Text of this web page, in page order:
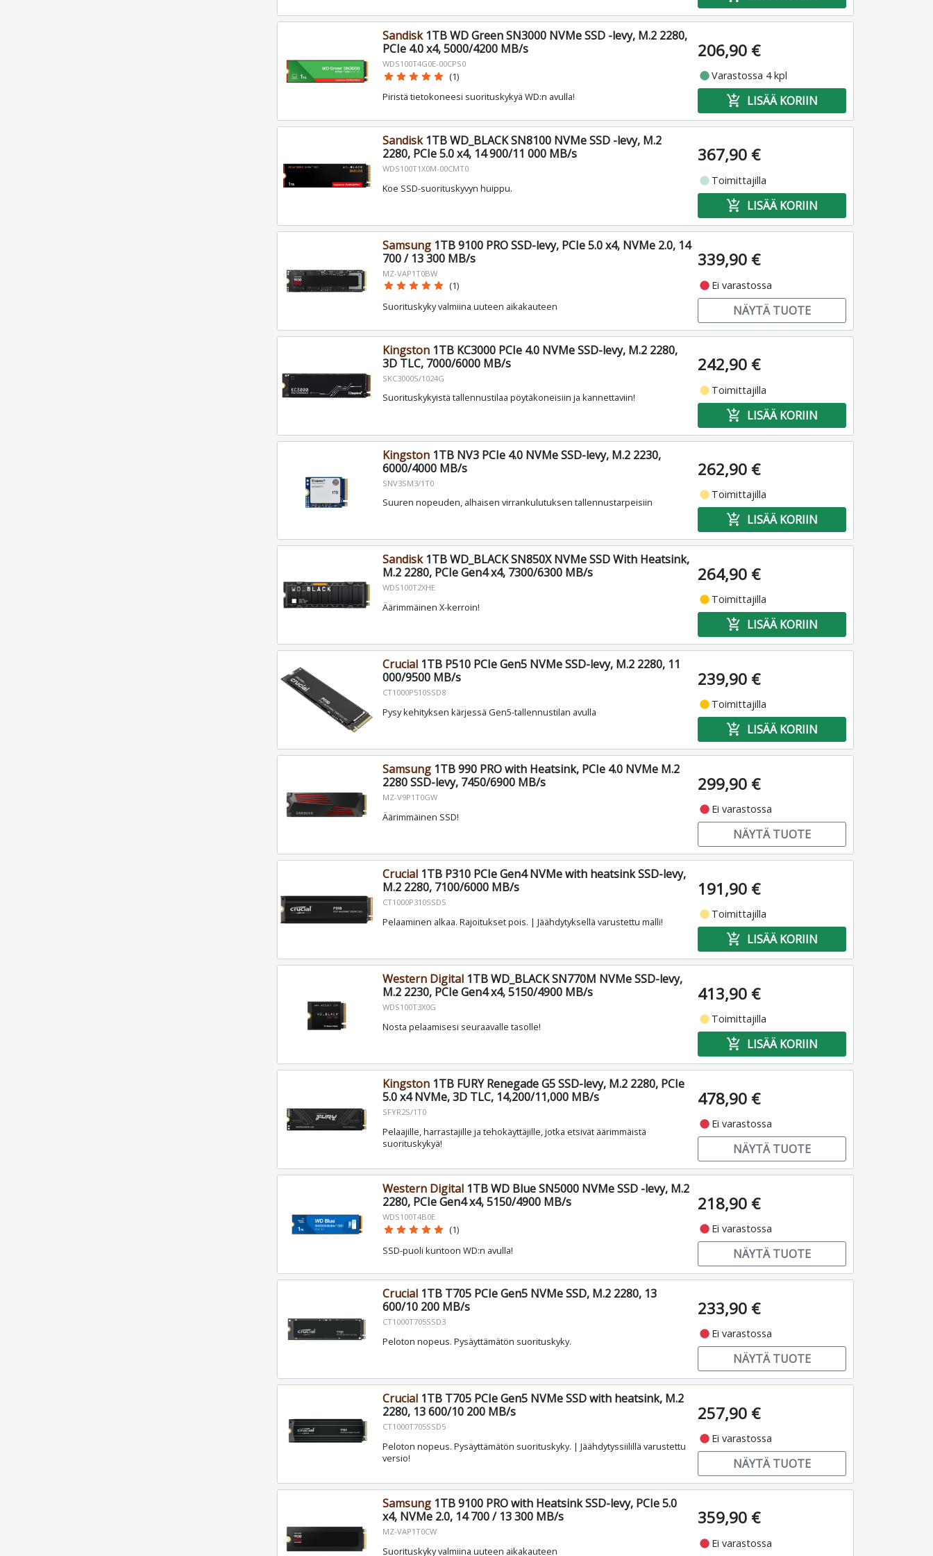
Sandisk1TB WD Green SN3000 NVMe SSD -levy, M.2 2280,
PCIe 4.0 x4, 5000/4200 MB/s
WDS100T4G0E-00CPS0
star star star star star (1)
Piristä tietokoneesi suorituskykyä WD:n avulla!
206,90 €
fiber_manual_recordVarastossa 4 kpl
add_shopping_cart LISÄÄ KORIIN
Sandisk1TB WD_BLACK SN8100 NVMe SSD -levy, M.2
2280, PCIe 5.0 x4, 14 900/11 000 MB/s
WDS100T1X0M-00CMT0
Koe SSD-suorituskyvyn huippu.
367,90 €
fiber_manual_record Toimittajilla
add_shopping_cart LISÄÄ KORIIN
Samsung1TB 9100 PRO SSD-levy, PCIe 5.0 x4, NVMe 2.0, 14
700 / 13 300 MB/s
MZ-VAP1T0BW
star star star star star (1)
Suorituskyky valmiina uuteen aikakauteen
339,90 €
fiber_manual_record Ei varastossa
NÄYTÄ TUOTE
Kingston1TB KC3000 PCIe 4.0 NVMe SSD-levy, M.2 2280,
3D TLC, 7000/6000 MB/s
SKC3000S/1024G
Suorituskykyistä tallennustilaa pöytäkoneisiin ja kannettaviin!
242,90 €
fiber_manual_record Toimittajilla
add_shopping_cart LISÄÄ KORIIN
Kingston1TB NV3 PCIe 4.0 NVMe SSD-levy, M.2 2230,
6000/4000 MB/s
SNV3SM3/1T0
Suuren nopeuden, alhaisen virrankulutuksen tallennustarpeisiin
262,90 €
fiber_manual_record Toimittajilla
add_shopping_cart LISÄÄ KORIIN
Sandisk1TB WD_BLACK SN850X NVMe SSD With Heatsink,
M.2 2280, PCIe Gen4 x4, 7300/6300 MB/s
WDS100T2XHE
Äärimmäinen X-kerroin!
264,90 €
fiber_manual_record Toimittajilla
add_shopping_cart LISÄÄ KORIIN
Crucial1TB P510 PCIe Gen5 NVMe SSD-levy, M.2 2280, 11
000/9500 MB/s
CT1000P510SSD8
Pysy kehityksen kärjessä Gen5-tallennustilan avulla
239,90 €
fiber_manual_record Toimittajilla
add_shopping_cart LISÄÄ KORIIN
Samsung1TB 990 PRO with Heatsink, PCIe 4.0 NVMe M.2
2280 SSD-levy, 7450/6900 MB/s
MZ-V9P1T0GW
Äärimmäinen SSD!
299,90 €
fiber_manual_record Ei varastossa
NÄYTÄ TUOTE
Crucial1TB P310 PCIe Gen4 NVMe with heatsink SSD-levy,
M.2 2280, 7100/6000 MB/s
CT1000P310SSD5
Pelaaminen alkaa. Rajoitukset pois. | Jäähdytyksellä varustettu malli!
191,90 €
fiber_manual_record Toimittajilla
add_shopping_cart LISÄÄ KORIIN
Western Digital1TB WD_BLACK SN770M NVMe SSD-levy,
M.2 2230, PCIe Gen4 x4, 5150/4900 MB/s
WDS100T3X0G
Nosta pelaamisesi seuraavalle tasolle!
413,90 €
fiber_manual_record Toimittajilla
add_shopping_cart LISÄÄ KORIIN
Kingston1TB FURY Renegade G5 SSD-levy, M.2 2280, PCIe
5.0 x4 NVMe, 3D TLC, 14,200/11,000 MB/s
SFYR2S/1T0
Pelaajille, harrastajille ja tehokäyttäjille, jotka etsivät äärimmäistä
suorituskykyä!
478,90 €
fiber_manual_record Ei varastossa
NÄYTÄ TUOTE
Western Digital1TB WD Blue SN5000 NVMe SSD -levy, M.2
2280, PCIe Gen4 x4, 5150/4900 MB/s
WDS100T4B0E
star star star star star (1)
SSD-puoli kuntoon WD:n avulla!
218,90 €
fiber_manual_record Ei varastossa
NÄYTÄ TUOTE
Crucial1TB T705 PCIe Gen5 NVMe SSD, M.2 2280, 13
600/10 200 MB/s
CT1000T705SSD3
Peloton nopeus. Pysäyttämätön suorituskyky.
233,90 €
fiber_manual_record Ei varastossa
NÄYTÄ TUOTE
Crucial1TB T705 PCIe Gen5 NVMe SSD with heatsink, M.2
2280, 13 600/10 200 MB/s
CT1000T705SSD5
Peloton nopeus. Pysäyttämätön suorituskyky. | Jäähdytyssiilillä varustettu
versio!
257,90 €
fiber_manual_record Ei varastossa
NÄYTÄ TUOTE
Samsung1TB 9100 PRO with Heatsink SSD-levy, PCIe 5.0
x4, NVMe 2.0, 14 700 / 13 300 MB/s
MZ-VAP1T0CW
Suorituskyky valmiina uuteen aikakauteen
359,90 €
fiber_manual_record Ei varastossa